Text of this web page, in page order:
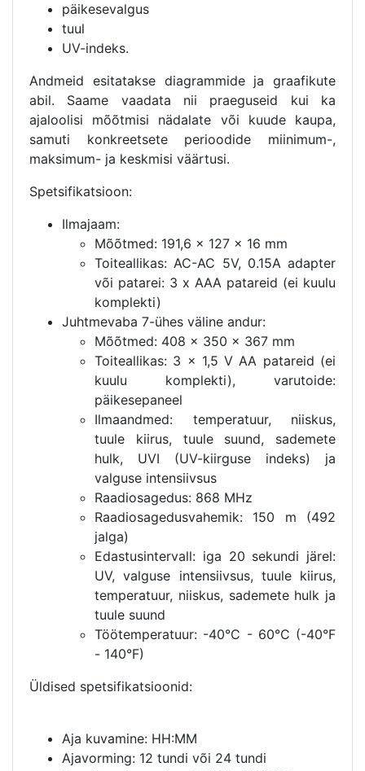
päikesevalgus
tuul
UV-indeks.
Andmeid esitatakse diagrammide ja graafikute
abil. Saame vaadata nii praeguseid kui ka
ajaloolisi mõõtmisi nädalate või kuude kaupa,
samuti konkreetsete perioodide miinimum-,
maksimum- ja keskmisi väärtusi.
Spetsifikatsioon:
Ilmajaam:
Mõõtmed: 191,6 x 127 x 16 mm
Toiteallikas: AC-AC 5V, 0.15A adapter
või patarei: 3 x AAA patareid (ei kuulu
komplekti)
Juhtmevaba 7-ühes väline andur:
Mõõtmed: 408 x 350 x 367 mm
Toiteallikas: 3 x 1,5 V AA patareid (ei
kuulu komplekti), varutoide:
päikesepaneel
Ilmaandmed: temperatuur, niiskus,
tuule kiirus, tuule suund, sademete
hulk, UVI (UV-kiirguse indeks) ja
valguse intensiivsus
Raadiosagedus: 868 MHz
Raadiosagedusvahemik: 150 m (492
jalga)
Edastusintervall: iga 20 sekundi järel:
UV, valguse intensiivsus, tuule kiirus,
temperatuur, niiskus, sademete hulk ja
tuule suund
Töötemperatuur: -40°C - 60°C (-40°F
- 140°F)
Üldised spetsifikatsioonid:
Aja kuvamine: HH:MM
Ajavorming: 12 tundi või 24 tundi